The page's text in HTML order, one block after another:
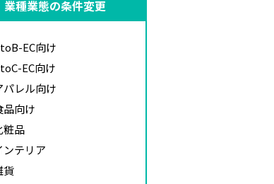
業種業態の条件変更
EC向け
EC向け
パレル向け
品向け
粧品
ンテリア
貨